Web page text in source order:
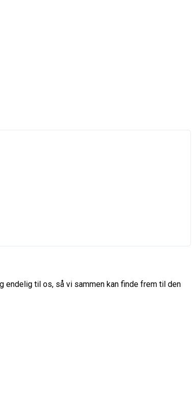
endelig til os, så vi sammen kan finde frem til den